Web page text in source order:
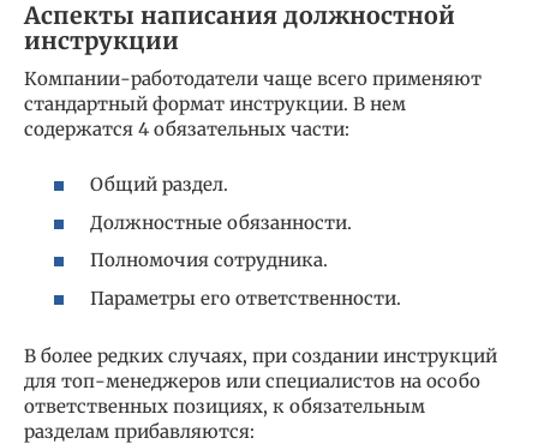
Аспекты написания должностной
инструкции
Компании-работодатели чаще всего применяют
стандартный формат инструкции. В нем
содержатся 4 обязательных части:
Общий раздел.
Должностные обязанности.
Полномочия сотрудника.
Параметры его ответственности.
В более редких случаях, при создании инструкций
для топ-менеджеров или специалистов на особо
ответственных позициях, к обязательным
разделам прибавляются: